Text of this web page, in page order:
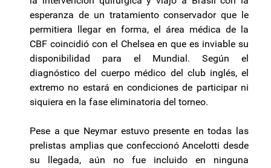
esperanza de un tratamiento conservador que le
permitiera llegar en forma, el área médica de la
CBF coincidió con el Chelsea en que es inviable su
disponibilidad para el Mundial. Según el
diagnóstico del cuerpo médico del club inglés, el
extremo no estará en condiciones de participar ni
siquiera en la fase eliminatoria del torneo.
Pese a que Neymar estuvo presente en todas las
prelistas amplias que confeccionó Ancelotti desde
su llegada, aún no fue incluido en ninguna